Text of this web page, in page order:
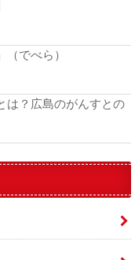
でべら）
は？広島のがんすとの